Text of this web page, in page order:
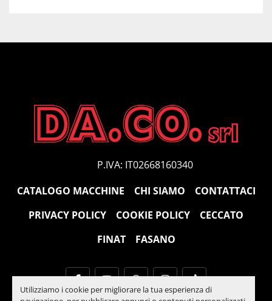
Utilizziamo i cookie per migliorare la tua esperienza di
P.IVA: IT02668160340
CATALOGO MACCHINE
CHI SIAMO
CONTATTACI
PRIVACY POLICY
COOKIE POLICY
CECCATO
FINAT
FASANO
facebookyoutubewhatsappinstagram
tiktok